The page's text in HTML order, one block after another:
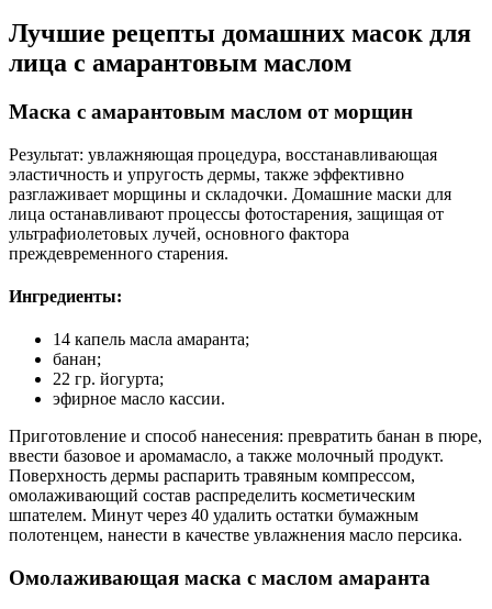
Лучшие рецепты домашних масок для
лица с амарантовым маслом
Маска с амарантовым маслом от морщин
Результат: увлажняющая процедура, восстанавливающая
эластичность и упругость дермы, также эффективно
разглаживает морщины и складочки. Домашние маски для
лица останавливают процессы фотостарения, защищая от
ультрафиолетовых лучей, основного фактора
преждевременного старения.
Ингредиенты:
14 капель масла амаранта;
банан;
22 гр. йогурта;
эфирное масло кассии.
Приготовление и способ нанесения: превратить банан в пюре,
ввести базовое и аромамасло, а также молочный продукт.
Поверхность дермы распарить травяным компрессом,
омолаживающий состав распределить косметическим
шпателем. Минут через 40 удалить остатки бумажным
полотенцем, нанести в качестве увлажнения масло персика.
Омолаживающая маска с маслом амаранта